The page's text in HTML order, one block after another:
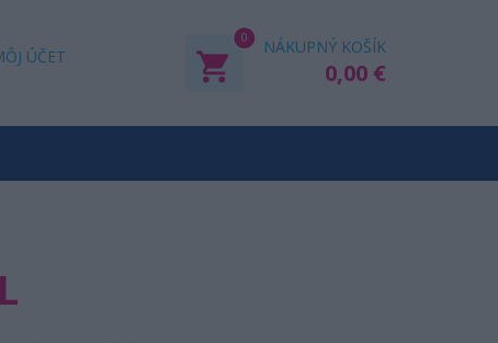
ÚČET NÁKUPNÝ KOŠÍK
0,00 €
0